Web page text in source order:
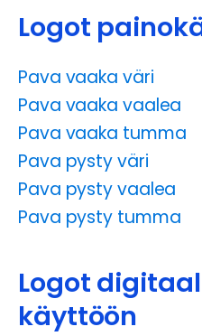
Logot
Pava vaaka väri
Pava vaaka vaalea
Pava vaaka tumma
Pava pysty väri
Pava pysty vaalea
Pava pysty tumma
Logot
käyttöön